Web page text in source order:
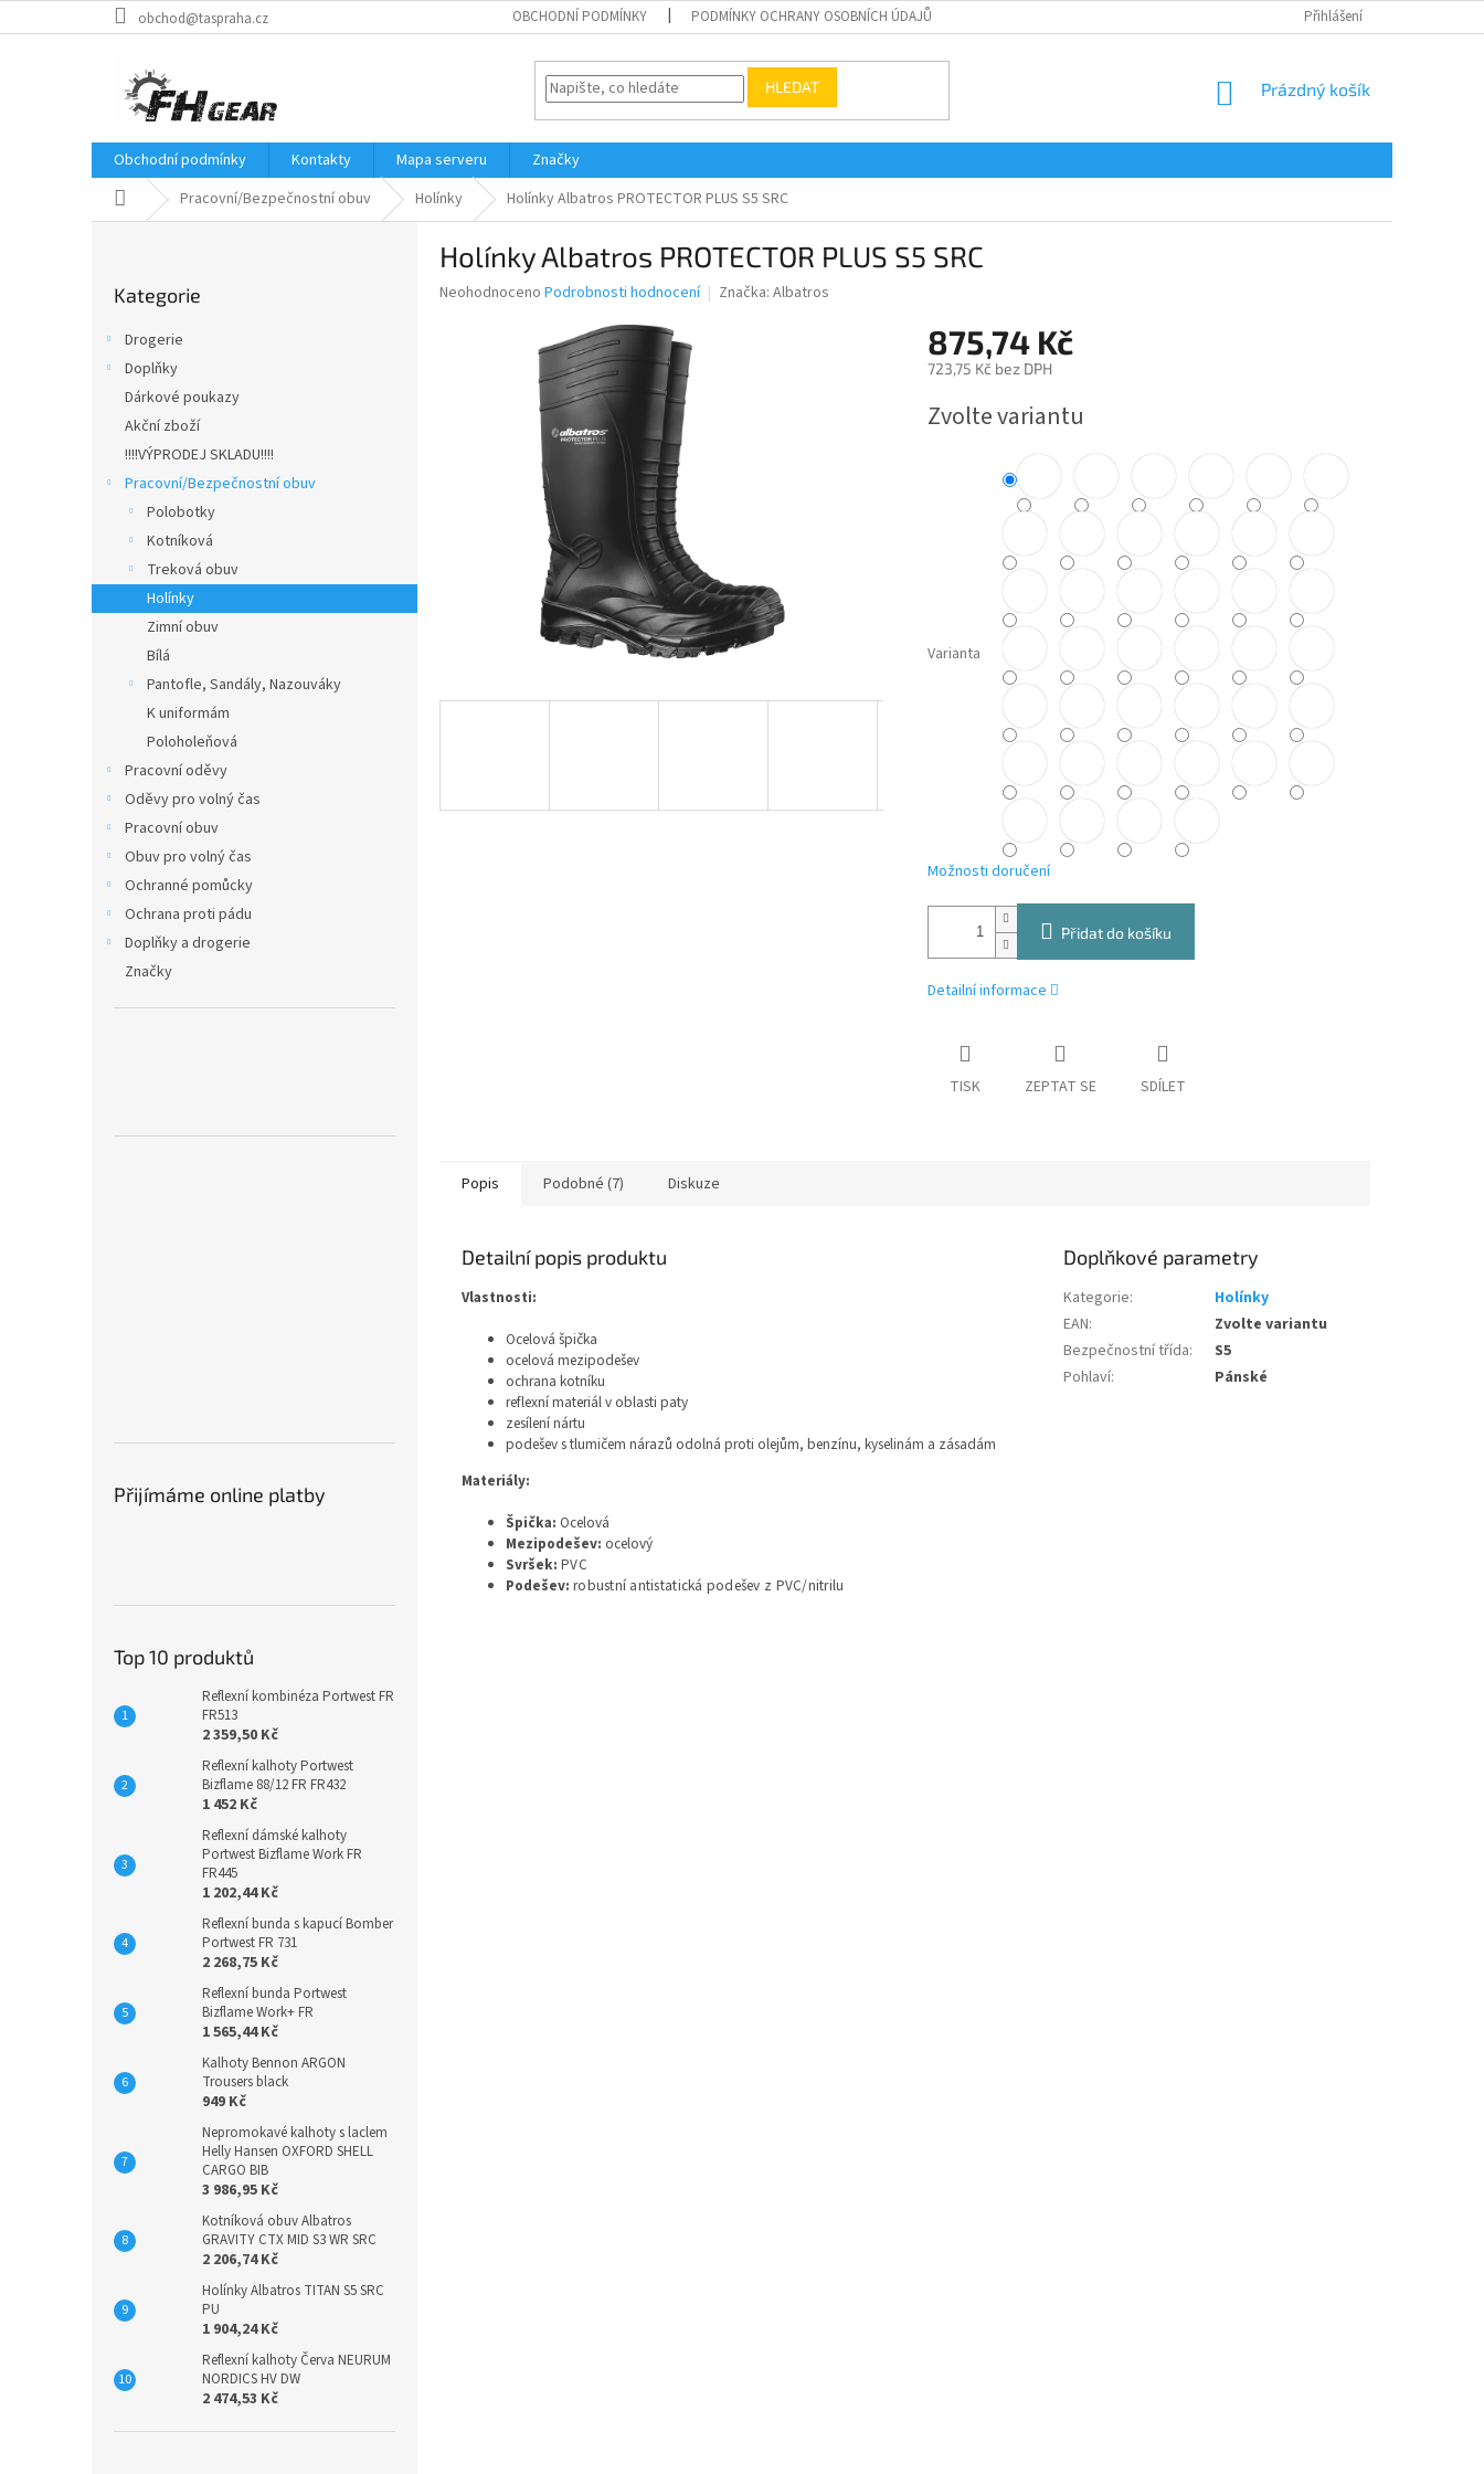
na
obchod@taspraha.cz OBCHODNÍ PODMÍNKY PODMÍNKY OCHRANY OSOBNÍCH ÚDAJŮ Přihlášení
HLEDAT
NÁKUPNÍ
Prázdný košík
Obchodní podmínky Kontakty Mapa serveru
Značky
Domů Pracovní/Bezpečnostní obuv Holínky Holínky Albatros PROTECTOR PLUS S5 SRC
kategorie
Kategorie
Drogerie
Doplňky
Dárkové poukazy
Akční zboží
!!!!VÝPRODEJ SKLADU!!!!
Pracovní/Bezpečnostní obuv
Polobotky
Kotníková
Treková obuv
Holínky
Zimní obuv
Bílá
Pantofle, Sandály, Nazouváky
K uniformám
Poloholeňová
Pracovní oděvy
Oděvy pro volný čas
Pracovní obuv
Obuv pro volný čas
Ochranné pomůcky
Ochrana proti pádu
Doplňky a drogerie
Značky
Přijímáme online platby
Top 10 produktů
Reflexní kombinéza Portwest FR
FR513
2 359,50 Kč
Reflexní kalhoty Portwest
Bizflame 88/12 FR FR432
1 452 Kč
Reflexní dámské kalhoty
Portwest Bizflame Work FR
FR445
1 202,44 Kč
Reflexní bunda s kapucí Bomber
Portwest FR 731
2 268,75 Kč
Reflexní bunda Portwest
Bizflame Work+ FR
1 565,44 Kč
Kalhoty Bennon ARGON
Trousers black
949 Kč
Nepromokavé kalhoty s laclem
Helly Hansen OXFORD SHELL
CARGO BIB
3 986,95 Kč
Kotníková obuv Albatros
GRAVITY CTX MID S3 WR SRC
2 206,74 Kč
Holínky Albatros TITAN S5 SRC
PU
1 904,24 Kč
Reflexní kalhoty Červa NEURUM
NORDICS HV DW
2 474,53 Kč
Holínky Albatros PROTECTOR PLUS S5 SRC
Průměrné
Neohodnoceno Podrobnosti hodnocení Značka: Albatros
875,74 Kč
723,75 Kč bez DPH
cena:
Zvolte variantu
Varianta
Možnosti doručení
Přidat do košíku
Detailní informace
TISK ZEPTAT SE SDÍLET
Popis Podobné (7) Diskuze
Detailní popis produktu
Vlastnosti:
Ocelová špička
ocelová mezipodešev
ochrana kotníku
reflexní materiál v oblasti paty
zesílení nártu
podešev s tlumičem nárazů odolná proti olejům, benzínu, kyselinám a zásadám
Materiály:
Špička: Ocelová
Mezipodešev: ocelový
Svršek: PVC
Podešev: robustní antistatická podešev z PVC/nitrilu
Doplňkové parametry
Kategorie:
Holínky
EAN:
Zvolte variantu
Bezpečnostní třída:
S5
Pohlaví: Pánské